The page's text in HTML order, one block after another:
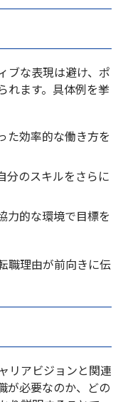
ブな表現は避け、ポ
れます。具体例を挙
効率的な働き方を
のスキルをさらに
力的な環境で目標を
職理由が前向きに伝
リアビジョンと関連
が必要なのか、どの